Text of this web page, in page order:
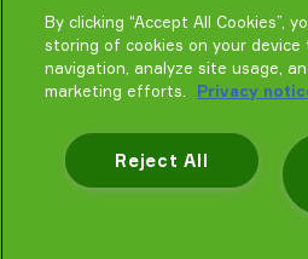
Verhaltenskodex
Neuheiten
Karrieren
Kontakt
Partner Netzwerk
Auswahlhilfe
By clicking “Accept All Cookies”,
storing of cookies on your device
navigation, analyze site usage,
marketing efforts.
Privacy
Reject All